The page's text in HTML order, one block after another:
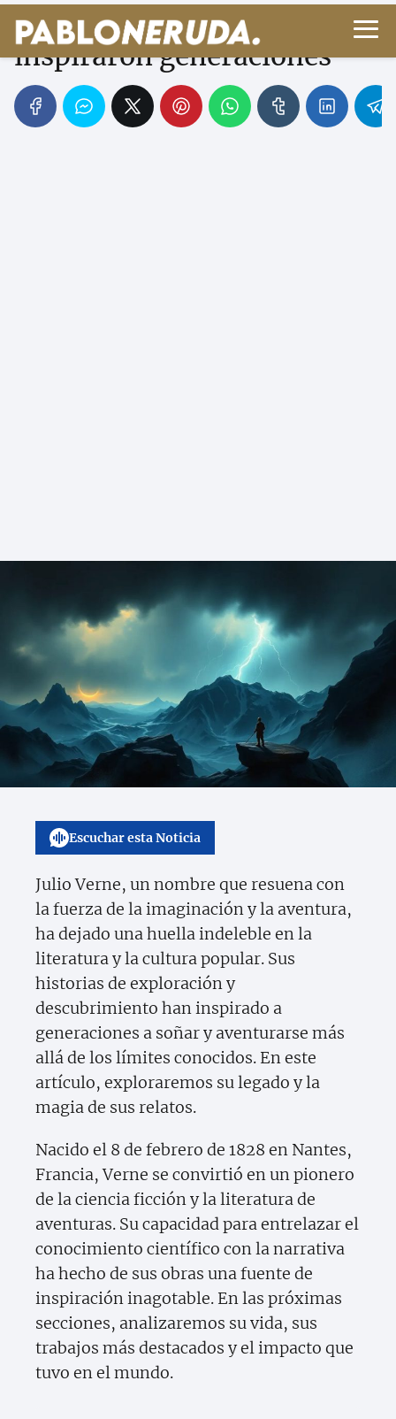
Julio Verne: aventuras que
inspiraron generaciones
Escuchar esta Noticia
Julio Verne, un nombre que resuena con
la fuerza de la imaginación y la aventura,
ha dejado una huella indeleble en la
literatura y la cultura popular. Sus
historias de exploración y
descubrimiento han inspirado a
generaciones a soñar y aventurarse más
allá de los límites conocidos. En este
artículo, exploraremos su legado y la
magia de sus relatos.
Nacido el 8 de febrero de 1828 en Nantes,
Francia, Verne se convirtió en un pionero
de la ciencia ficción y la literatura de
aventuras. Su capacidad para entrelazar el
conocimiento científico con la narrativa
ha hecho de sus obras una fuente de
inspiración inagotable. En las próximas
secciones, analizaremos su vida, sus
trabajos más destacados y el impacto que
tuvo en el mundo.